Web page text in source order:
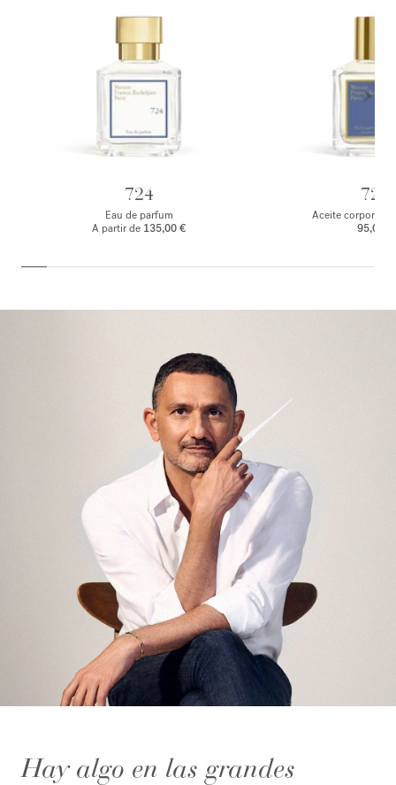
724
Eau de parfum
A partir de 135,00 €
724
Aceite corporal
95,00 €
Hay algo en las grandes